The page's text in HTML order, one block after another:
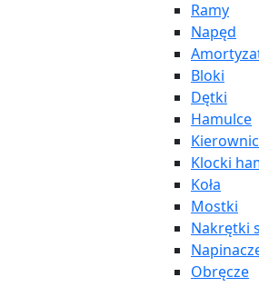
Ramy
Napęd
Bloki
Dętki
Hamulce
Klocki
Koła
Mostki
Nakrętki
Obręcze